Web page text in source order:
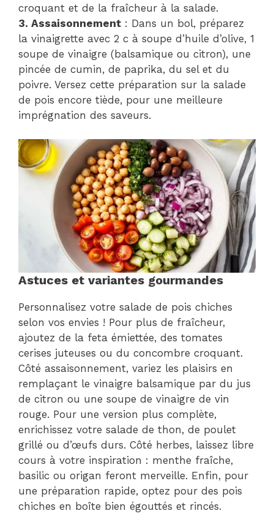
croquant et de la fraîcheur à la salade.
3. Assaisonnement : Dans un bol, préparez
la vinaigrette avec 2 c à soupe d’huile d’olive, 1
soupe de vinaigre (balsamique ou citron), une
pincée de cumin, de paprika, du sel et du
poivre. Versez cette préparation sur la salade
de pois encore tiède, pour une meilleure
imprégnation des saveurs.
Astuces et variantes gourmandes
Personnalisez votre salade de pois chiches
selon vos envies ! Pour plus de fraîcheur,
ajoutez de la feta émiettée, des tomates
cerises juteuses ou du concombre croquant.
Côté assaisonnement, variez les plaisirs en
remplaçant le vinaigre balsamique par du jus
de citron ou une soupe de vinaigre de vin
rouge. Pour une version plus complète,
enrichissez votre salade de thon, de poulet
grillé ou d’œufs durs. Côté herbes, laissez libre
cours à votre inspiration : menthe fraîche,
basilic ou origan feront merveille. Enfin, pour
une préparation rapide, optez pour des pois
chiches en boîte bien égouttés et rincés.